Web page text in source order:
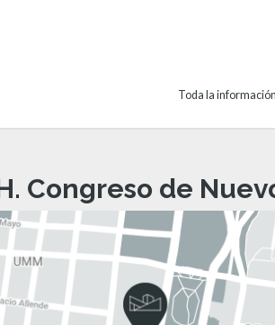
Toda la
Congreso de